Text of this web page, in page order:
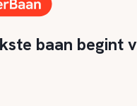
baan begint